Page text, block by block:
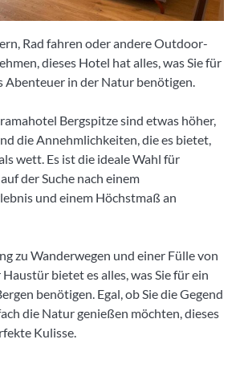
Rad fahren oder andere Outdoor-
dieses Hotel hat alles, was Sie für
Abenteuer in der Natur benötigen.
Bergspitze sind etwas höher,
die Annehmlichkeiten, die es bietet,
wett. Es ist die ideale Wahl für
der Suche nach einem
und einem Höchstmaß an
zu Wanderwegen und einer Fülle von
bietet es alles, was Sie für ein
benötigen. Egal, ob Sie die Gegend
die Natur genießen möchten, dieses
Kulisse.